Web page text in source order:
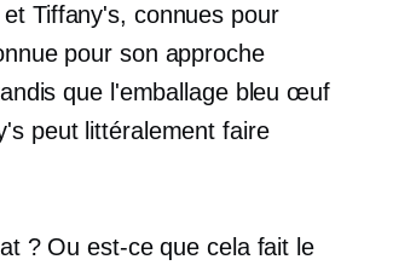
Tiffany's, connues pour
pour son approche
que l'emballage bleu œuf
peut littéralement faire
? Ou est-ce que cela fait le